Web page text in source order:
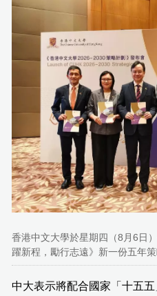
香港中文大學於星期四（8月6日
躍新程，勵行志遠》新一份五年
中大表示將配合國家「十五